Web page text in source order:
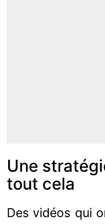
Une
tout cela
Des vidéos qui